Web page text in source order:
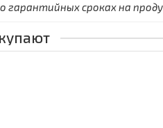
сроках на